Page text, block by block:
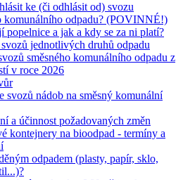
ke (či odhlásit od) svozu
komunálního odpadu? (POVINNÉ!)
popelnice a jak a kdy se za ni platí?
jednotlivých druhů odpadu
směsného komunálního odpadu z
v roce 2026
svozů nádob na směsný komunální
a účinnost požadovaných změn
kontejnery na bioodpad - termíny a
odpadem (plasty, papír, sklo,